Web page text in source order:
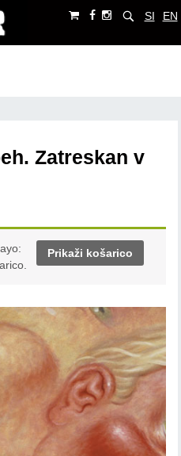
SI EN
Zatreskan v
Prikaži košarico